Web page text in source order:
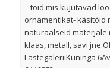
– töid mis kujutavad
ornamentikat- käsitöid
naturaalseid materjale
klaas, metall, savi
LastegaleriiKuninga